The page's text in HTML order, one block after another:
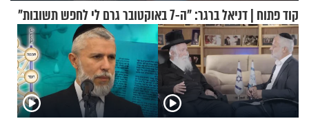
קוד פתוח | דניאל ברגר: "ה-7 באוקטובר גרם לי לחפש תשובות"